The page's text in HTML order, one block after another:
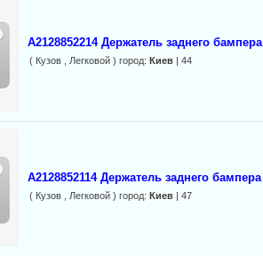
A2128852214 Держатель заднего
( Кузов , Легковой ) город: Киев| 44
A2128852114 Держатель заднего
( Кузов , Легковой ) город: Киев| 47